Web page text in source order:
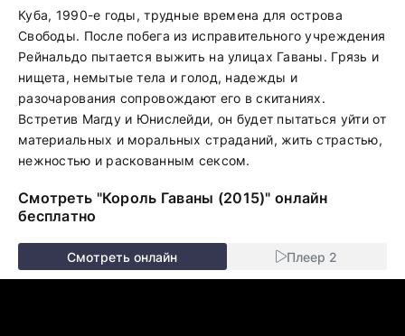
Куба, 1990-е годы, трудные времена для острова
Свободы. После побега из исправительного учреждения
Рейнальдо пытается выжить на улицах Гаваны. Грязь и
нищета, немытые тела и голод, надежды и
разочарования сопровождают его в скитаниях.
Встретив Магду и Юнислейди, он будет пытаться уйти от
материальных и моральных страданий, жить страстью,
нежностью и раскованным сексом.
Смотреть "Король Гаваны (2015)" онлайн
бесплатно
Смотреть онлайн Плеер 2